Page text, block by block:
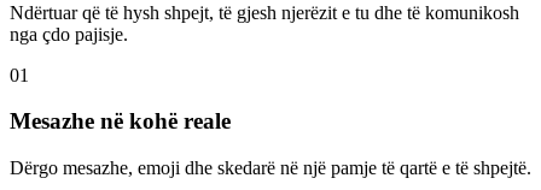
Ndërtuar që të hysh shpejt, të gjesh njerëzit e tu dhe të komunikosh
nga çdo pajisje.
01
Mesazhe në kohë reale
Dërgo mesazhe, emoji dhe skedarë në një pamje të qartë e të shpejtë.